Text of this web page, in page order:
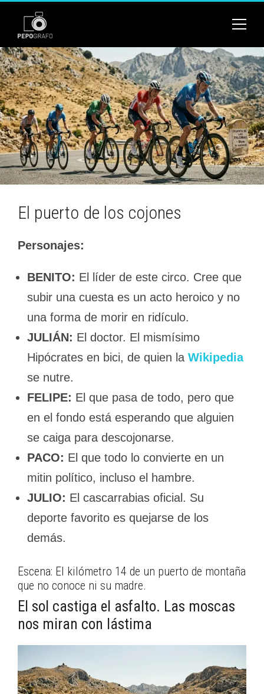
El puerto de los cojones
Personajes:
BENITO: El líder de este circo. Cree que
subir una cuesta es un acto heroico y no
una forma de morir en ridículo.
JULIÁN: El doctor. El mismísimo
Hipócrates en bici, de quien laWikipedia
se nutre.
FELIPE: El que pasa de todo, pero que
en el fondo está esperando que alguien
se caiga para descojonarse.
PACO: El que todo lo convierte en un
mitin político, incluso el hambre.
JULIO: El cascarrabias oficial. Su
deporte favorito es quejarse de los
demás.
Escena: El kilómetro 14 de un puerto de montaña
que no conoce ni su madre.
El sol castiga el asfalto. Las moscas
nos miran con lástima